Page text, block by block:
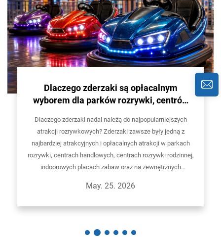
Dlaczego zderzaki są opłacalnym
wyborem dla parków rozrywki, centrów
rodzinnej
Dlaczego zderzaki nadal należą do najpopularniejszych
atrakcji rozrywkowych? Zderzaki zawsze były jedną z
najbardziej atrakcyjnych i opłacalnych atrakcji w parkach
rozrywki, centrach handlowych, centrach rozrywki rodzinnej,
indoorowych placach zabaw oraz na zewnętrznych
May. 25. 2026